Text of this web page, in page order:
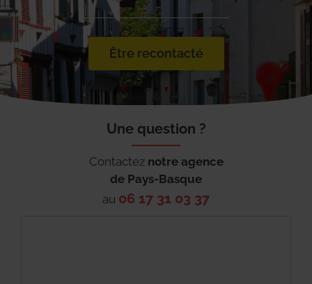
Être recontacté
Une question ?
Contactez notre agence
de Pays-Basque
au 06 17 31 03 37